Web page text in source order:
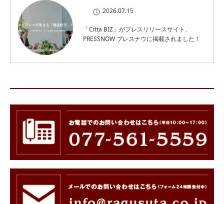
2026.07.15
「Citta BIZ」がプレスリリースサイト、
PRESSNOW プレスナウに掲載されました！